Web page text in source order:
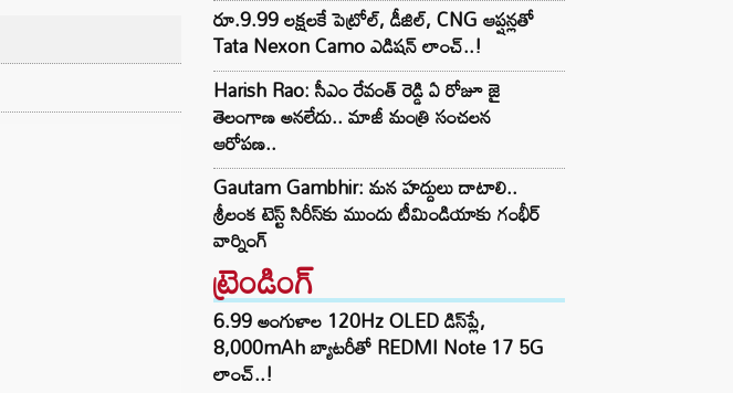
రూ.9.99 లక్షలకే పెట్రోల్, డీజిల్, CNG ఆప్షన్లతో
Tata Nexon Camo ఎడిషన్ లాంచ్..!
Harish Rao: సీఎం రేవంత్ రెడ్డి ఏ రోజూ జై
తెలంగాణ అనలేదు.. మాజీ మంత్రి సంచలన
ఆరోపణ..
Gautam Gambhir: మన హద్దులు దాటాలి..
శ్రీలంక టెస్ట్ సిరీస్‌కు ముందు టీమిండియాకు గంభీర్
వార్నింగ్
ట్రెండింగ్‌
6.99 అంగుళాల 120Hz OLED డిస్‌ప్లే,
8,000mAh బ్యాటరీతో REDMI Note 17 5G
లాంచ్..!